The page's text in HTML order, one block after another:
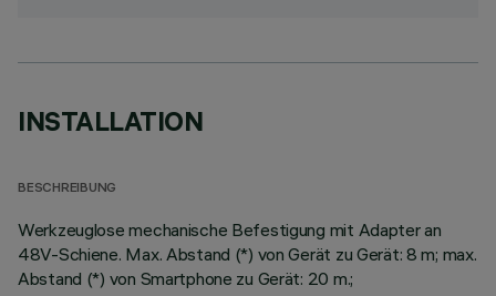
INSTALLATION
BESCHREIBUNG
Werkzeuglose mechanische Befestigung mit Adapter an
48V-Schiene. Max. Abstand (*) von Gerät zu Gerät: 8 m; max.
Abstand (*) von Smartphone zu Gerät: 20 m.;